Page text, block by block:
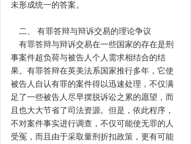
未形成统一的答案。
二、 有罪答辩与辩诉交易的理论争议
有罪答辩与辩诉交易在一些国家的存在是刑
事案件超负荷与被告人个人需求相结合的结
果。有罪答辩在英美法系国家推行多年，它使
被告人自认有罪的案件得以迅速处理，不仅满
足了一些被告人尽早摆脱诉讼之累的愿望，而
且也大大节省了司法资源。但是，依此程序，
不对案件事实进行调查，不仅可能使无罪的人
受冤，而且由于采取量刑折扣政策，更有可能